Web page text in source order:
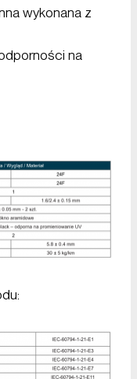
wykonana z
na